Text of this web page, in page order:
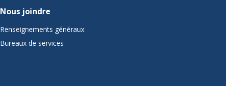
Nous joindre
Renseignements généraux
Bureaux de services